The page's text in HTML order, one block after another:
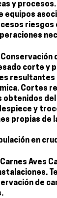
y procesos.
equipos
corte y
resultantes
Cortes
del
y
propias de
en
Aves
de